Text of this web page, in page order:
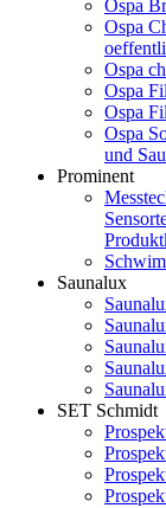
Ospa
Ospa
Ospa
Ospa
Ospa
Ospa
und
Prominent
Saunalux
SET Schmidt